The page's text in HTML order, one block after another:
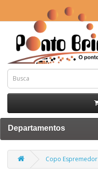
Departamentos
Copo Espremedor